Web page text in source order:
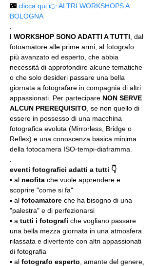
🌃 clicca qui 👉 ALTRI WORKSHOPS A
BOLOGNA
I WORKSHOP SONO ADATTI A TUTTI , dal
fotoamatore alle prime armi, al fotografo
più avanzato ed esperto, che abbia
necessità di approfondire alcune tematiche
o che solo desideri passare una bella
giornata a fotografare in compagnia di altri
appassionati. Per partecipare NON SERVE
ALCUN PREREQUISITO , se non quello di
essere in possesso di una macchina
fotografica evoluta (Mirrorless, Bridge o
Reflex) e una conoscenza basica minima
della fotocamera ISO-tempi-diaframma.
eventi fotografici adatti a tutti 👇
▪️ al neofita che vuole apprendere e
scoprire "come si fa"
▪️ al fotoamatore che ha bisogno di una
"palestra" e di perfezionarsi
▪️ a tutti i fotografi che vogliano passare
una bella mezza giornata in una atmosfera
rilassata e divertente con altri appassionati
di fotografia
▪️ al fotografo esperto , amante del genere,